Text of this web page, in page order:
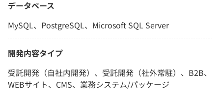
データベース
MySQL、PostgreSQL、Microsoft SQL Server
開発内容タイプ
受託開発（自社内開発）、受託開発（社外常駐）、B2B、
WEBサイト、CMS、業務システム/パッケージ